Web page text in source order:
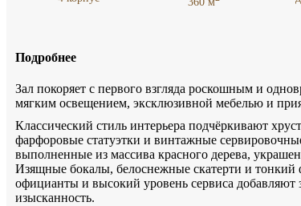
Подробнее
Зал покоряет с первого взгляда роскошным и
мягким освещением, эксклюзивной мебелью и
Классический стиль интерьера подчёркивают
фарфоровые статуэтки и винтажные
выполненные из массива красного дерева,
Изящные бокалы, белоснежные скатерти и тонкий
официанты и высокий уровень сервиса
изысканность.